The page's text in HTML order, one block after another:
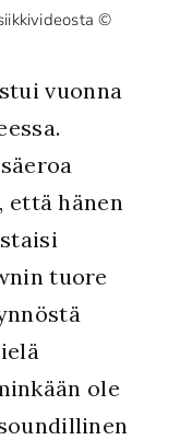
©
vuonna
että hänen
tuore
ole